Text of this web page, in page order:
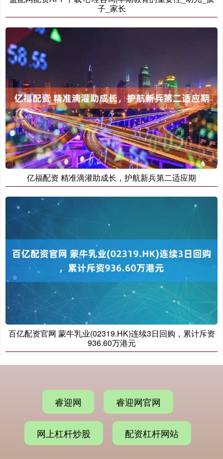
子_家长
亿福配资 精准滴灌助成长，护航新兵第二适应期
百亿配资官网 蒙牛乳业(02319.HK)连续3日回购，累计斥资
936.60万港元
睿迎网 睿迎网官网
网上杠杆炒股 配资杠杆网站